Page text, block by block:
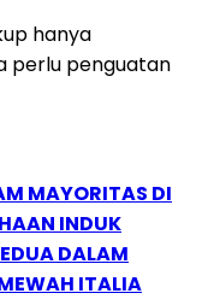
hanya
perlu penguatan
MAYORITAS DI
INDUK
DALAM
ITALIA